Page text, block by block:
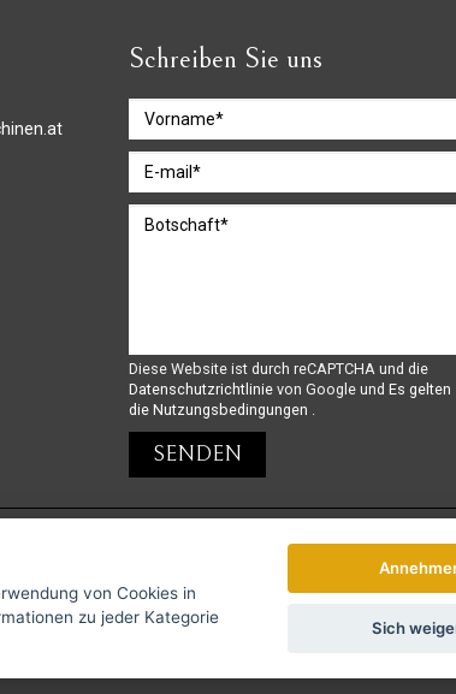
Schreiben Sie uns
Diese Website ist durch reCAPTCHA und die
Datenschutzrichtlinie von Google und Es gelten
die Nutzungsbedingungen .
von Cookies in
Sich